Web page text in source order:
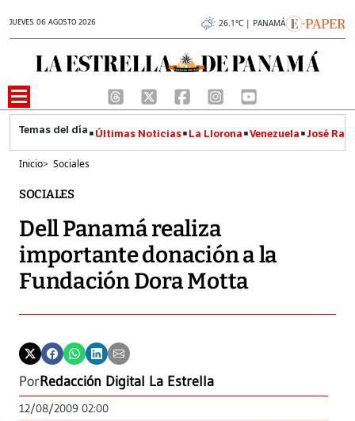
JUEVES 06 AGOSTO 2026 26.1°C | PANAMÁ
Últimas Noticias La Llorona Venezuela José
Inicio> Sociales
SOCIALES
Dell Panamá realiza
importante donación a la
Fundación Dora Motta
PorRedacción Digital La Estrella
12/08/2009 02:00